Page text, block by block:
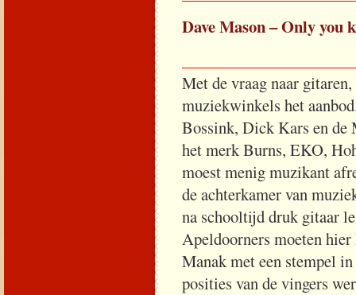
Dave Mason – Only
Met de vraag naar
muziekwinkels het
Bossink, Dick Kars en de
het merk Burns, EKO,
moest menig muzikant
de achterkamer van
na schooltijd druk gitaar
Apeldoorners moeten
Manak met een stempel
posities van de vingers